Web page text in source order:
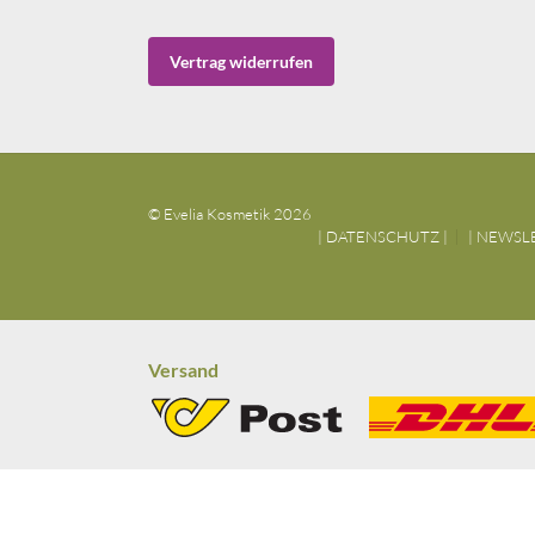
Vertrag widerrufen
© Evelia Kosmetik 2026
| DATENSCHUTZ |
|
Versand